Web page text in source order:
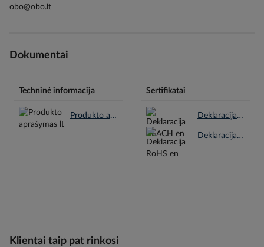
obo@obo.lt
Dokumentai
Techninė informacija
Produkto aprašymas lt.pdf
Sertifikatai
Deklaracija REACH en.pdf
Deklaracija RoHS en.pdf
Klientai taip pat rinkosi